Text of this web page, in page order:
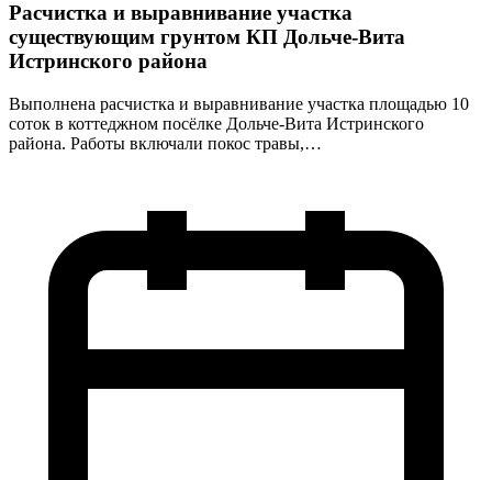
Расчистка и выравнивание участка
существующим грунтом КП Дольче-Вита
Истринского района
Выполнена расчистка и выравнивание участка площадью 10
соток в коттеджном посёлке Дольче-Вита Истринского
района. Работы включали покос травы,…